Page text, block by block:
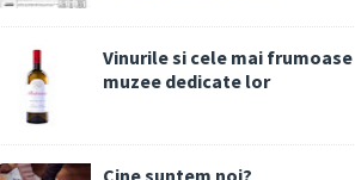
Vinurile si cele mai frumoase
muzee dedicate lor
Cine suntem noi?